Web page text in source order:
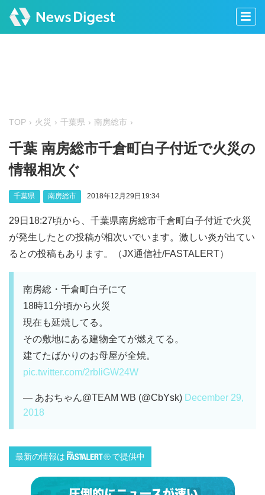
TOP 火災 千葉県 南房総市
千葉 南房総市千倉町白子付近で火災の
情報相次ぐ
千葉県 南房総市 2018年12月29日19:34
29日18:27頃から、千葉県南房総市千倉町白子付近で火災
が発生したとの投稿が相次いでいます。激しい炎が出てい
るとの投稿もあります。（JX通信社/FASTALERT）
南房総・千倉町白子にて
18時11分頃から火災
現在も延焼してる。
その敷地にある建物全てが燃えてる。
建てたばかりのお母屋が全焼。
pic.twitter.com/2rbIiGW24W
— あおちゃん@TEAM WB (@CbYsk) December 29,
2018
最新の情報は で提供中